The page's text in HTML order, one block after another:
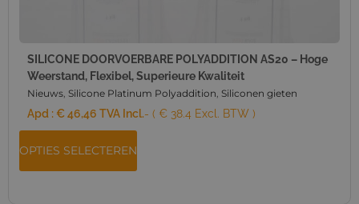
SILICONE DOORVOERBARE POLYADDITION AS20 – Hoge
Weerstand, Flexibel, Superieure Kwaliteit
Nieuws, Silicone Platinum Polyaddition, Siliconen gieten
Apd :€46,46 TVA Incl.- ( € 38.4 Excl. BTW )
OPTIES SELECTEREN